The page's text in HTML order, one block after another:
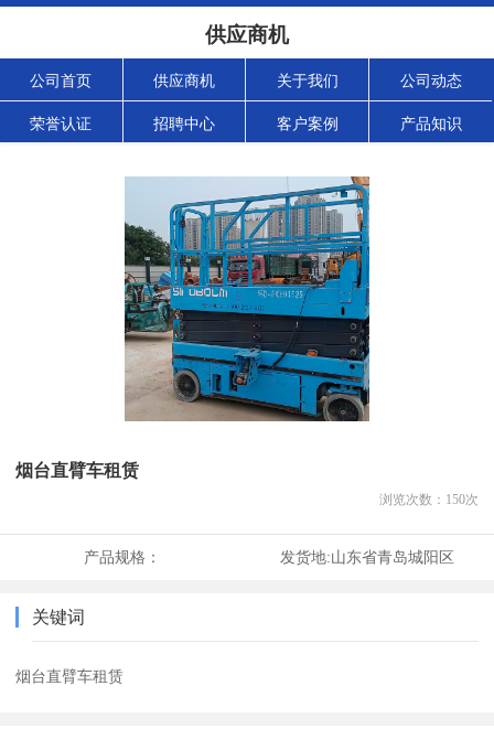
供应商机
公司首页 供应商机 关于我们 公司动态
荣誉认证 招聘中心 客户案例 产品知识
烟台直臂车租赁
浏览次数： 150次
产品规格： 发货地:山东省青岛城阳区
关键词
烟台直臂车租赁